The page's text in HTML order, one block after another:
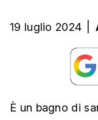
19 luglio 2024
È un bagno di